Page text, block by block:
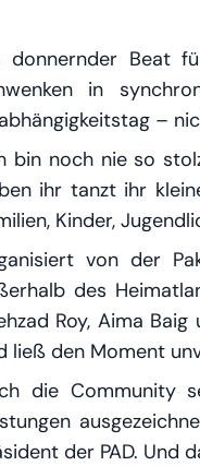
donnernder Beat
in
–
bin noch nie so
ihr tanzt ihr
Kinder,
von der
des
Roy, Aima
ließ den Moment
die Community
der PAD. Und